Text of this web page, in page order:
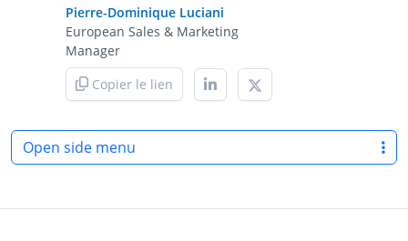
Pierre-Dominique Luciani
European Sales & Marketing
Manager
Copier le lien
Open side menu